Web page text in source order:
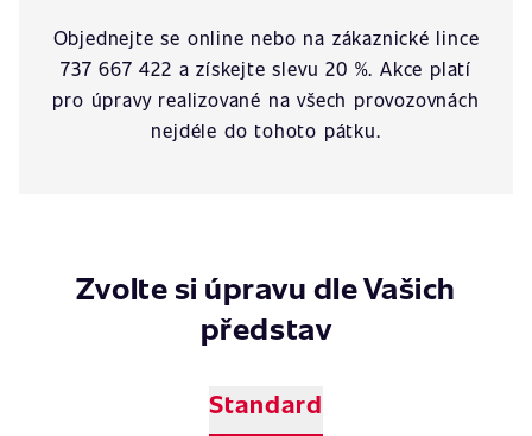
Objednejte se online nebo na zákaznické lince
737 667 422 a získejte slevu 20 %. Akce platí
pro úpravy realizované na všech provozovnách
nejdéle do tohoto pátku.
Zvolte si úpravu dle Vašich
představ
Standard